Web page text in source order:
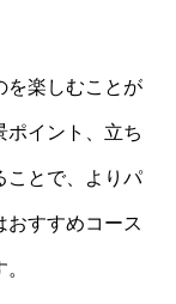
を楽しむことが
ポイント、立ち
ことで、よりパ
おすすめコース